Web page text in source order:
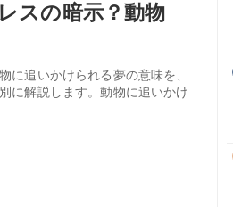
スの暗示？動物
に追いかけられる夢の意味を、
に解説します。動物に追いかけ